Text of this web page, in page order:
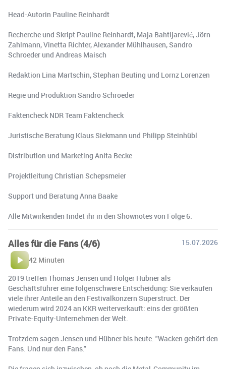
Head-Autorin Pauline Reinhardt
Recherche und Skript Pauline Reinhardt, Maja Bahtijarević, Jörn
Zahlmann, Vinetta Richter, Alexander Mühlhausen, Sandro
Schroeder und Andreas Maisch
Redaktion Lina Martschin, Stephan Beuting und Lornz Lorenzen
Regie und Produktion Sandro Schroeder
Faktencheck NDR Team Faktencheck
Juristische Beratung Klaus Siekmann und Philipp Steinhübl
Distribution und Marketing Anita Becke
Projektleitung Christian Schepsmeier
Support und Beratung Anna Baake
Alle Mitwirkenden findet ihr in den Shownotes von Folge 6.
Alles für die Fans (4/6)
15.07.2026
42 Minuten
2019 treffen Thomas Jensen und Holger Hübner als
Geschäftsführer eine folgenschwere Entscheidung: Sie verkaufen
viele ihrer Anteile an den Festivalkonzern Superstruct. Der
wiederum wird 2024 an KKR weiterverkauft: eins der größten
Private-Equity-Unternehmen der Welt.
Trotzdem sagen Jensen und Hübner bis heute: "Wacken gehört den
Fans. Und nur den Fans."